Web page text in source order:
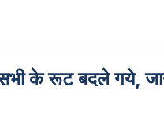
सभी के रूट बदले गये,